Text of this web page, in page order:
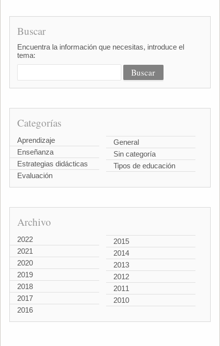
Buscar
Encuentra la información que necesitas, introduce el
tema:
Categorías
Aprendizaje
Enseñanza
Estrategias didácticas
Evaluación
General
Sin categoría
Tipos de educación
Archivo
2022
2021
2020
2019
2018
2017
2016
2015
2014
2013
2012
2011
2010